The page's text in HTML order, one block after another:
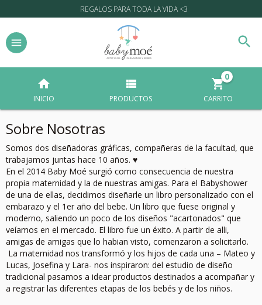
REGALOS PARA TODA LA VIDA <3
INICIO PRODUCTOS CARRITO
0
Sobre Nosotras
Somos dos diseñadoras gráficas, compañeras de la facultad, que
trabajamos juntas hace 10 años. ♥
En el 2014 Baby Moé surgió como consecuencia de nuestra
propia maternidad y la de nuestras amigas. Para el Babyshower
de una de ellas, decidimos diseñarle un libro personalizado con el
embarazo y el 1er año del bebe. Un libro que fuese original y
moderno, saliendo un poco de los diseños "acartonados" que
veíamos en el mercado. El libro fue un éxito. A partir de alli,
amigas de amigas que lo habian visto, comenzaron a solicitarlo.
La maternidad nos transformó y los hijos de cada una – Mateo y
Lucas, Josefina y Lara- nos inspiraron: del estudio de diseño
tradicional pasamos a idear productos destinados a acompañar y
a registrar las diferentes etapas de los bebés y de los niños.